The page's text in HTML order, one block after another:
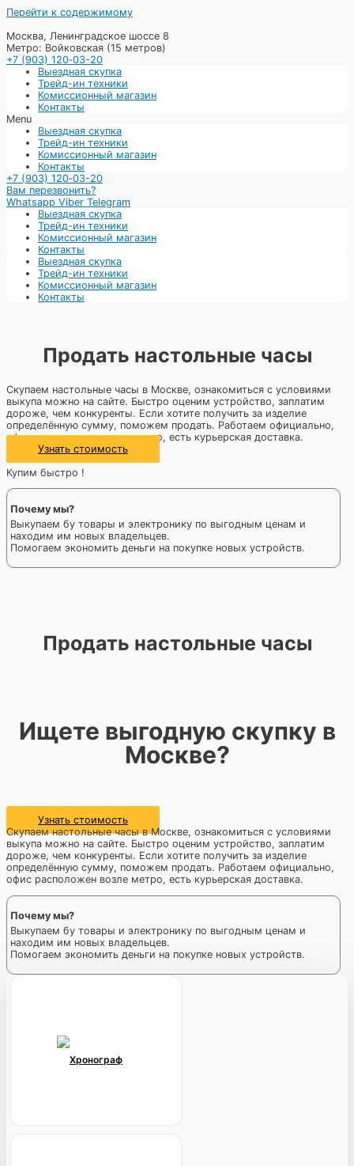
Перейти к содержимому
Москва, Ленинградское шоссе 8
Метро: Войковская (15 метров)
+7 (903) 120‑03-20
Выездная скупка
Трейд-ин техники
Комиссионный магазин
Контакты
Menu
Выездная скупка
Трейд-ин техники
Комиссионный магазин
Контакты
+7 (903) 120‑03-20
Вам перезвонить?
Whatsapp Viber Telegram
Выездная скупка
Трейд-ин техники
Комиссионный магазин
Контакты
Выездная скупка
Трейд-ин техники
Комиссионный магазин
Контакты
Продать настольные часы
Скупаем настольные часы в Москве, ознакомиться с условиями
выкупа можно на сайте. Быстро оценим устройство, заплатим
дороже, чем конкуренты. Если хотите получить за изделие
определённую сумму, поможем продать. Работаем официально,
офис расположен возле метро, есть курьерская доставка.
Узнать стоимость
Купим быстро !
Почему мы?
Выкупаем бу товары и электронику по выгодным ценам и
находим им новых владельцев.
Помогаем экономить деньги на покупке новых устройств.
Продать настольные часы
Ищете выгодную скупку в
Москве?
Узнать стоимость
Скупаем настольные часы в Москве, ознакомиться с условиями
выкупа можно на сайте. Быстро оценим устройство, заплатим
дороже, чем конкуренты. Если хотите получить за изделие
определённую сумму, поможем продать. Работаем официально,
офис расположен возле метро, есть курьерская доставка.
Почему мы?
Выкупаем бу товары и электронику по выгодным ценам и
находим им новых владельцев.
Помогаем экономить деньги на покупке новых устройств.
Хронограф